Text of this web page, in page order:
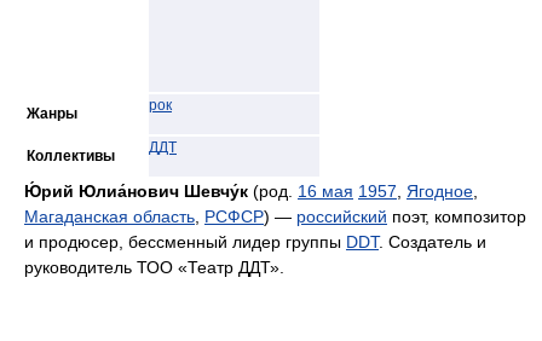
Жанры рок
Коллективы ДДТ
Ю́рий Юлиа́нович Шевчу́к (род. 16 мая 1957 Ягодное
Магаданская область РСФСР) — российский поэт, композитор
и продюсер, бессменный лидер группы DDT. Создатель и
руководитель ТОО «Театр ДДТ».